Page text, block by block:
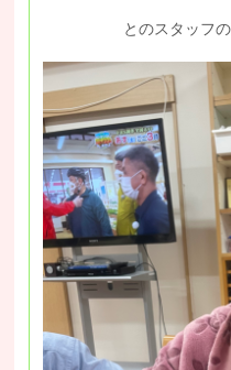
とのスタッフ